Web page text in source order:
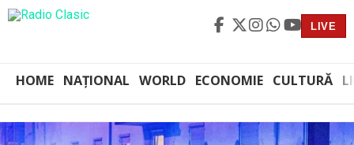
LIVE
HOME NAȚIONAL WORLD ECONOMIE CULTURĂ